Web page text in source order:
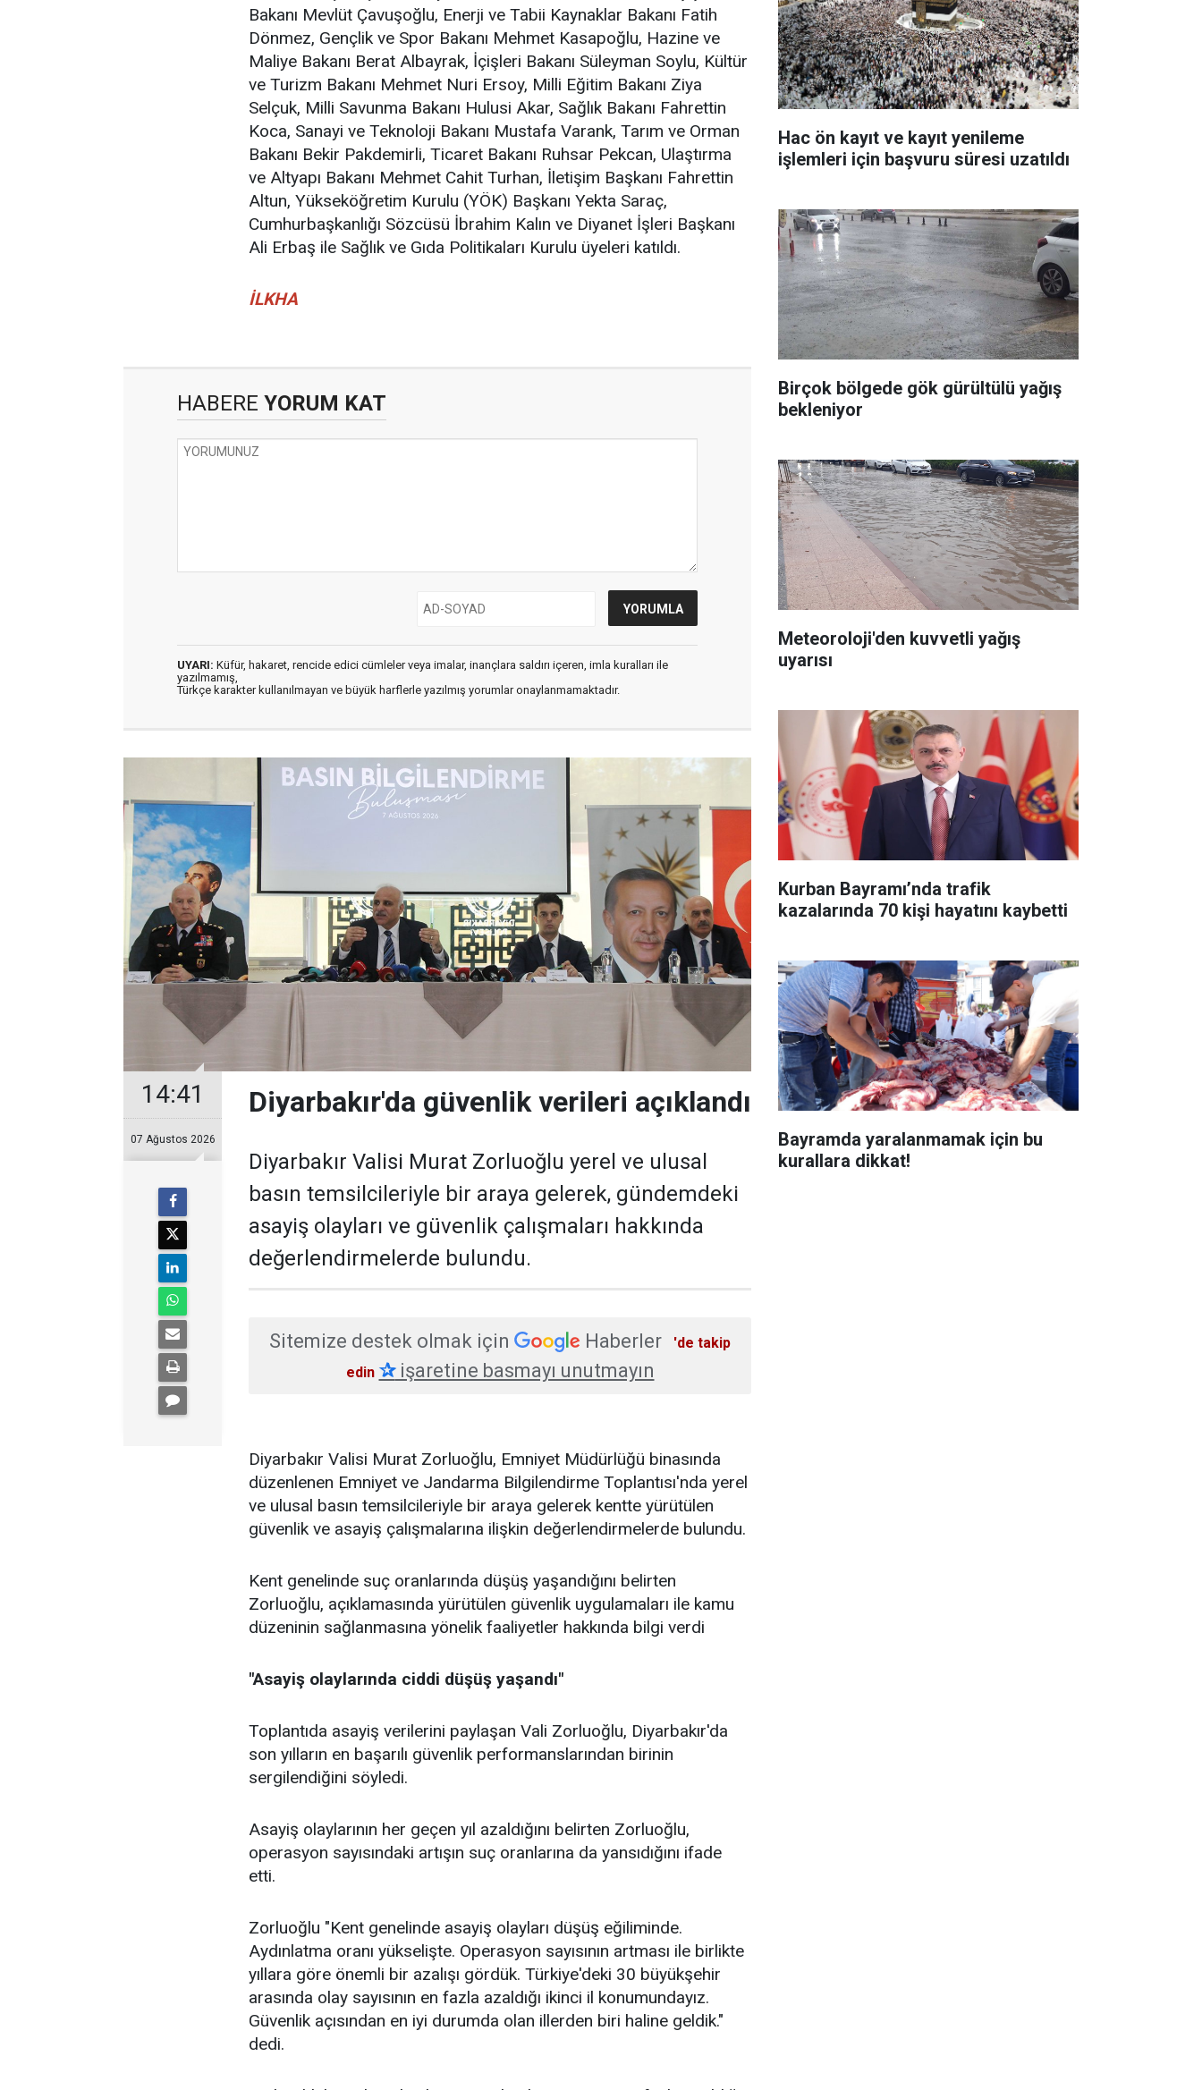
Bakanı Mevlüt Çavuşoğlu, Enerji ve Tabii Kaynaklar Bakanı Fatih
Dönmez, Gençlik ve Spor Bakanı Mehmet Kasapoğlu, Hazine ve
Maliye Bakanı Berat Albayrak, İçişleri Bakanı Süleyman Soylu, Kültür
ve Turizm Bakanı Mehmet Nuri Ersoy, Milli Eğitim Bakanı Ziya
Selçuk, Milli Savunma Bakanı Hulusi Akar, Sağlık Bakanı Fahrettin
Koca, Sanayi ve Teknoloji Bakanı Mustafa Varank, Tarım ve Orman
Bakanı Bekir Pakdemirli, Ticaret Bakanı Ruhsar Pekcan, Ulaştırma
ve Altyapı Bakanı Mehmet Cahit Turhan, İletişim Başkanı Fahrettin
Altun, Yükseköğretim Kurulu (YÖK) Başkanı Yekta Saraç,
Cumhurbaşkanlığı Sözcüsü İbrahim Kalın ve Diyanet İşleri Başkanı
Ali Erbaş ile Sağlık ve Gıda Politikaları Kurulu üyeleri katıldı.
İLKHA
HABERE YORUM KAT
UYARI: Küfür, hakaret, rencide edici cümleler veya imalar, inançlara saldırı içeren, imla kuralları ile
yazılmamış,
Türkçe karakter kullanılmayan ve büyük harflerle yazılmış yorumlar onaylanmamaktadır.
14:41
07 Ağustos 2026
Diyarbakır'da güvenlik verileri açıklandı
Diyarbakır Valisi Murat Zorluoğlu yerel ve ulusal
basın temsilcileriyle bir araya gelerek, gündemdeki
asayiş olayları ve güvenlik çalışmaları hakkında
değerlendirmelerde bulundu.
Sitemize destek olmak için Haberler
'de takip
edin ✰işaretine basmayı unutmayın
Diyarbakır Valisi Murat Zorluoğlu, Emniyet Müdürlüğü binasında
düzenlenen Emniyet ve Jandarma Bilgilendirme Toplantısı'nda yerel
ve ulusal basın temsilcileriyle bir araya gelerek kentte yürütülen
güvenlik ve asayiş çalışmalarına ilişkin değerlendirmelerde bulundu.
Kent genelinde suç oranlarında düşüş yaşandığını belirten
Zorluoğlu, açıklamasında yürütülen güvenlik uygulamaları ile kamu
düzeninin sağlanmasına yönelik faaliyetler hakkında bilgi verdi
"Asayiş olaylarında ciddi düşüş yaşandı"
Toplantıda asayiş verilerini paylaşan Vali Zorluoğlu, Diyarbakır'da
son yılların en başarılı güvenlik performanslarından birinin
sergilendiğini söyledi.
Asayiş olaylarının her geçen yıl azaldığını belirten Zorluoğlu,
operasyon sayısındaki artışın suç oranlarına da yansıdığını ifade
etti.
Zorluoğlu "Kent genelinde asayiş olayları düşüş eğiliminde.
Aydınlatma oranı yükselişte. Operasyon sayısının artması ile birlikte
yıllara göre önemli bir azalışı gördük. Türkiye'deki 30 büyükşehir
arasında olay sayısının en fazla azaldığı ikinci il konumundayız.
Güvenlik açısından en iyi durumda olan illerden biri haline geldik."
dedi.
Hac ön kayıt ve kayıt yenileme
işlemleri için başvuru süresi uzatıldı
Birçok bölgede gök gürültülü yağış
bekleniyor
Meteoroloji'den kuvvetli yağış
uyarısı
Kurban Bayramı’nda trafik
kazalarında 70 kişi hayatını kaybetti
Bayramda yaralanmamak için bu
kurallara dikkat!